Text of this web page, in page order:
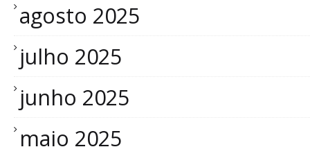
agosto 2025
julho 2025
junho 2025
maio 2025